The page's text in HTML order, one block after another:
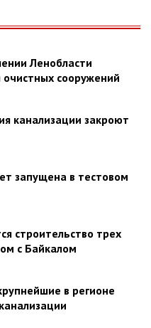
Ленобласти
очистных сооружений
канализации закроют
запущена в тестовом
строительство трех
с Байкалом
в регионе